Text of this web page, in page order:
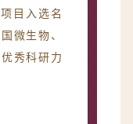
目入选名
微生物、
秀科研力